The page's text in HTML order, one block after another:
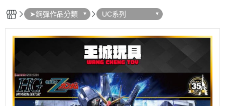
➤鋼彈作品分類 UC系列